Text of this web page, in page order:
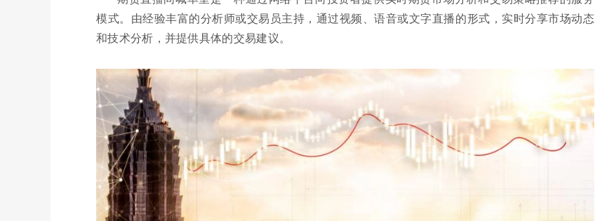
模式。由经验丰富的分析师或交易员主持，通过视频、语音或文字直播的形式，实时分享市场动态
和技术分析，并提供具体的交易建议。